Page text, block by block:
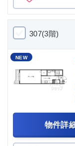
307(3階)
NEW
物件詳